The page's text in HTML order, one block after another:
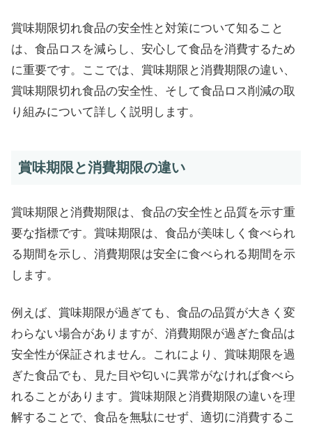
賞味期限切れ食品の安全性と対策について知ること
は、食品ロスを減らし、安心して食品を消費するため
に重要です。ここでは、賞味期限と消費期限の違い、
賞味期限切れ食品の安全性、そして食品ロス削減の取
り組みについて詳しく説明します。
賞味期限と消費期限の違い
賞味期限と消費期限は、食品の安全性と品質を示す重
要な指標です。賞味期限は、食品が美味しく食べられ
る期間を示し、消費期限は安全に食べられる期間を示
します。
例えば、賞味期限が過ぎても、食品の品質が大きく変
わらない場合がありますが、消費期限が過ぎた食品は
安全性が保証されません。これにより、賞味期限を過
ぎた食品でも、見た目や匂いに異常がなければ食べら
れることがあります。賞味期限と消費期限の違いを理
解することで、食品を無駄にせず、適切に消費するこ